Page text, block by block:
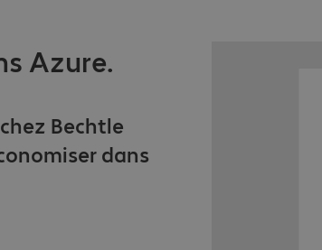
Azure.
Bechtle
dans